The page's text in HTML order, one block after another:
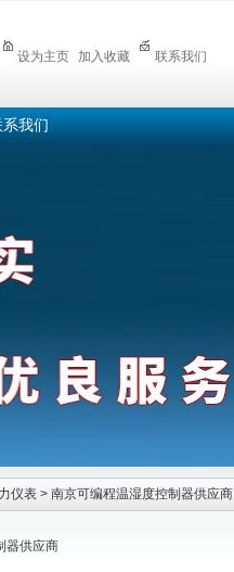
设为主页 加入收藏 联系我们
系我们
仪表 > 南京可编程温湿度控制器供应商
器供应商